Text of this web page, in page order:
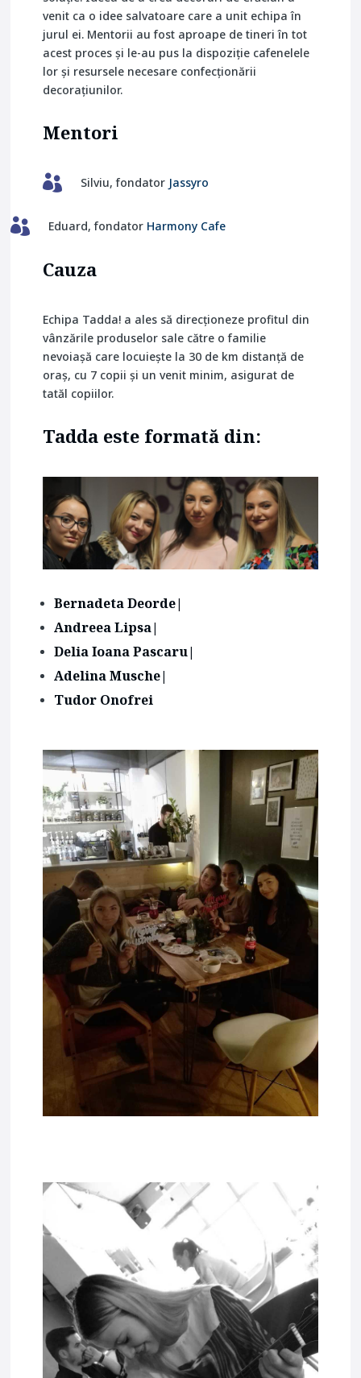
venit ca o idee salvatoare care a unit echipa în
jurul ei. Mentorii au fost aproape de tineri în tot
acest proces și le-au pus la dispoziție cafenelele
lor și resursele necesare confecționării
decorațiunilor.
Mentori
 Silviu, fondator Jassyro
 Eduard, fondator Harmony Cafe
Cauza
Echipa Tadda! a ales să direcționeze profitul din
vânzările produselor sale către o familie
nevoiașă care locuiește la 30 de km distanță de
oraș, cu 7 copii și un venit minim, asigurat de
tatăl copiilor.
Tadda este formată din:
Bernadeta Deorde|
Andreea Lipsa|
Delia Ioana Pascaru|
Adelina Musche|
Tudor Onofrei